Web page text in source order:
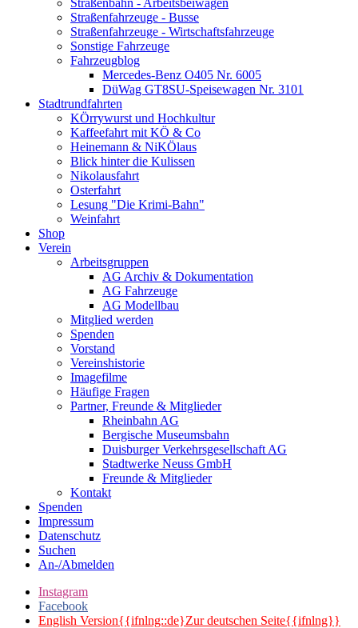
Straßenbahn - Arbeitsbeiwagen
Straßenfahrzeuge - Busse
Straßenfahrzeuge - Wirtschaftsfahrzeuge
Sonstige Fahrzeuge
Fahrzeugblog
Mercedes-Benz O405 Nr. 6005
DüWag GT8SU-Speisewagen Nr. 3101
Stadtrundfahrten
KÖrrywurst und Hochkultur
Kaffeefahrt mit KÖ & Co
Heinemann & NiKÖlaus
Blick hinter die Kulissen
Nikolausfahrt
Osterfahrt
Lesung "Die Krimi-Bahn"
Weinfahrt
Shop
Verein
Arbeitsgruppen
AG Archiv & Dokumentation
AG Fahrzeuge
AG Modellbau
Mitglied werden
Spenden
Vorstand
Vereinshistorie
Imagefilme
Häufige Fragen
Partner, Freunde & Mitglieder
Rheinbahn AG
Bergische Museumsbahn
Duisburger Verkehrsgesellschaft AG
Stadtwerke Neuss GmbH
Freunde & Mitglieder
Kontakt
Spenden
Impressum
Datenschutz
Suchen
An-/Abmelden
Instagram
Facebook
English Version{{ifnlng::de}Zur deutschen Seite{{ifnlng}}